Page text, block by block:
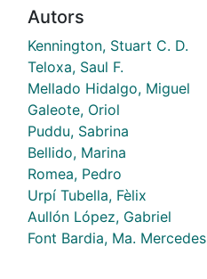
Autors
Kennington, Stuart C. D.
Teloxa, Saul F.
Mellado Hidalgo, Miguel
Galeote, Oriol
Puddu, Sabrina
Bellido, Marina
Romea, Pedro
Urpí Tubella, Fèlix
Aullón López, Gabriel
Font Bardia, Ma. Mercedes